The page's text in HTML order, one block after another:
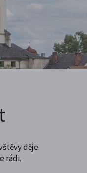
děje.
rádi.